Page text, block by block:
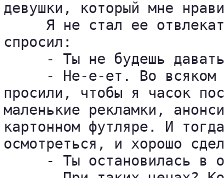
девушки, который мне
Я не стал ее
спросил:
- Ты не будешь
- Не-е-ет. Во
просили, чтобы я часок
маленькие рекламки,
картонном футляре. И
осмотреться, и хорошо
- Ты остановилась в